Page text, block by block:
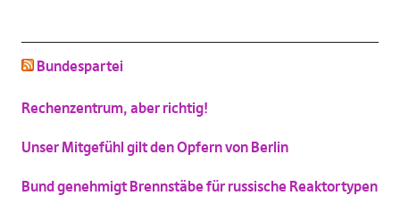
(Vergrößern
Bundespartei
Rechenzentrum, aber richtig!
Unser Mitgefühl gilt den Opfern von Berlin
Bund genehmigt Brennstäbe für russische Reaktortypen